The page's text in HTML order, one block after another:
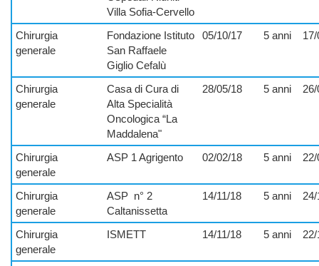
Villa Sofia-Cervello
Chirurgia
generale
Fondazione Istituto
San Raffaele
Giglio Cefalù
05/10/17 5 anni
Chirurgia
generale
Casa di Cura di
Alta Specialità
Oncologica “La
Maddalena"
28/05/18 5 anni 26/
Chirurgia
generale
ASP 1 Agrigento 02/02/18 5 anni 22/
Chirurgia
generale
ASP n° 2
Caltanissetta
14/11/18 5 anni 24/
Chirurgia
generale
ISMETT 14/11/18 5 anni 22/